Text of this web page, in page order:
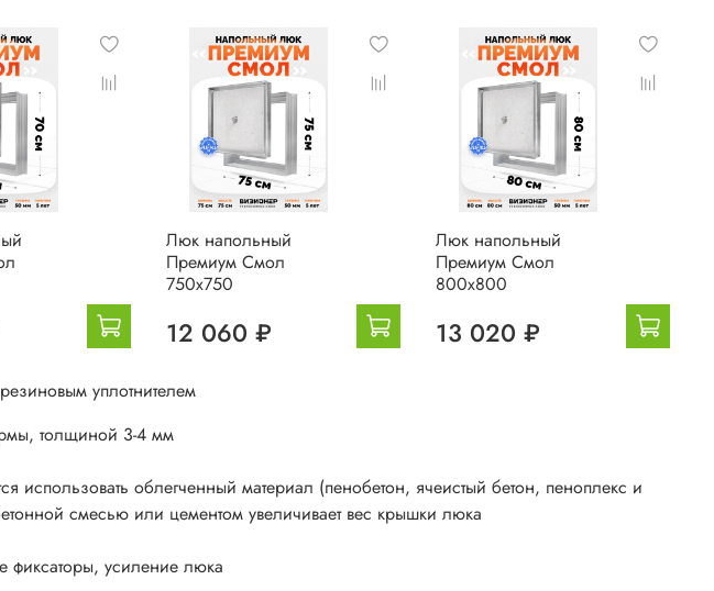
Люк напольный
Премиум Смол
750х750
12 060 ₽
Люк напольный
Премиум Смол
800х800
13 020 ₽
уплотнителем
толщиной 3-4 мм
использовать облегченный материал (пенобетон, ячеистый бетон, пеноплекс и
смесью или цементом увеличивает вес крышки люка
фиксаторы, усиление люка